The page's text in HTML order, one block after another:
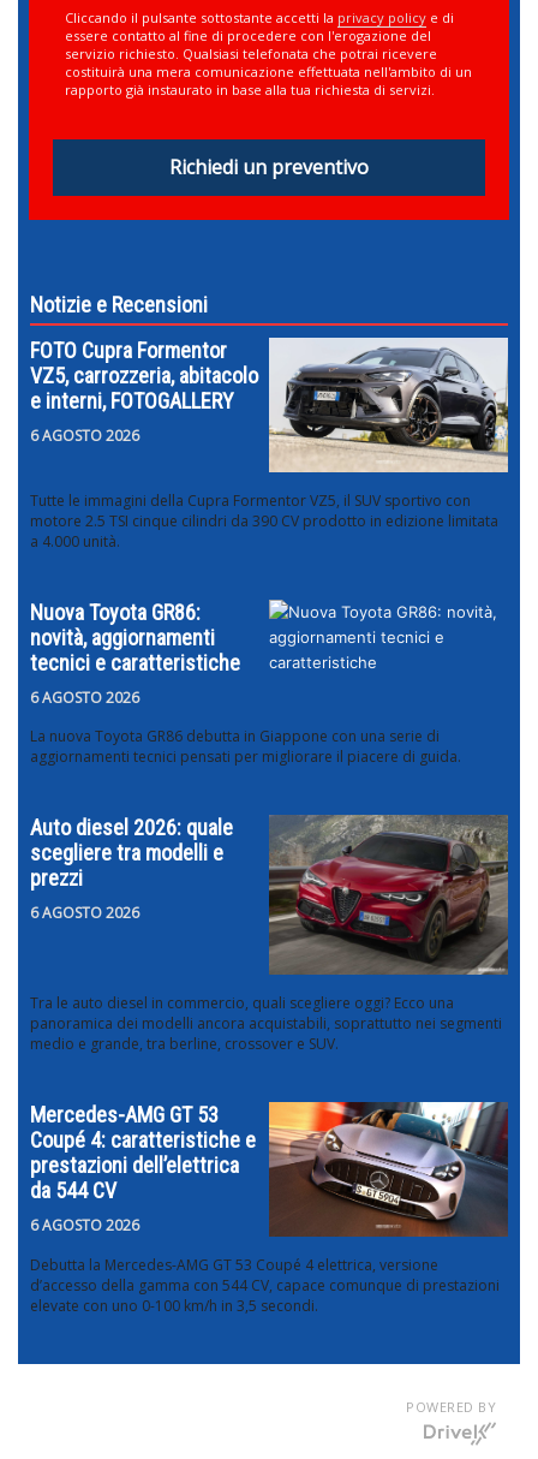
Cliccando il pulsante sottostante accetti la privacy policy e di
essere contatto al fine di procedere con l'erogazione del
servizio richiesto. Qualsiasi telefonata che potrai ricevere
costituirà una mera comunicazione effettuata nell'ambito di un
rapporto già instaurato in base alla tua richiesta di servizi.
Richiedi un preventivo
Notizie e Recensioni
FOTO Cupra Formentor
VZ5, carrozzeria, abitacolo
e interni, FOTOGALLERY
6 AGOSTO 2026
Tutte le immagini della Cupra Formentor VZ5, il SUV sportivo con
motore 2.5 TSI cinque cilindri da 390 CV prodotto in edizione limitata
a 4.000 unità.
Nuova Toyota GR86:
novità, aggiornamenti
tecnici e caratteristiche
6 AGOSTO 2026
La nuova Toyota GR86 debutta in Giappone con una serie di
aggiornamenti tecnici pensati per migliorare il piacere di guida.
Auto diesel 2026: quale
scegliere tra modelli e
prezzi
6 AGOSTO 2026
Tra le auto diesel in commercio, quali scegliere oggi? Ecco una
panoramica dei modelli ancora acquistabili, soprattutto nei segmenti
medio e grande, tra berline, crossover e SUV.
Mercedes-AMG GT 53
Coupé 4: caratteristiche e
prestazioni dell’elettrica
da 544 CV
6 AGOSTO 2026
Debutta la Mercedes-AMG GT 53 Coupé 4 elettrica, versione
d’accesso della gamma con 544 CV, capace comunque di prestazioni
elevate con uno 0-100 km/h in 3,5 secondi.
POWERED BY